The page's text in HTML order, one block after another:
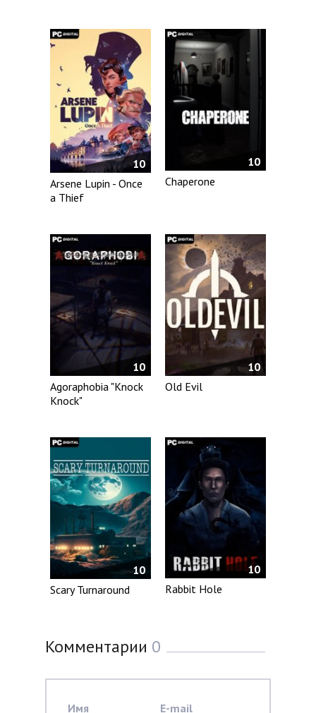
10
Arsene Lupin - Once
a Thief
10
Chaperone
10
Agoraphobia "Knock
Knock"
10
Old Evil
10
Scary Turnaround
10
Rabbit Hole
Комментарии 0
Имя E-mail